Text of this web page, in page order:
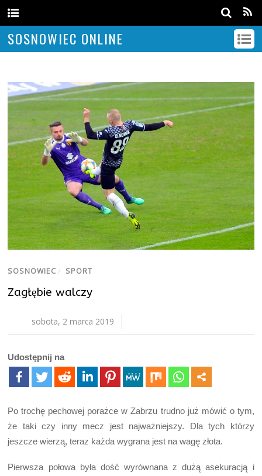
SOSNOWIEC ONLINE
SOSNOWIEC / SPORT
Zagłębie walczy
sobota, 2 marca 2019
Udostępnij na
Po trochę pechowej porażce w Zabrzu trudno już mówić o tym,
że taki czy inny mecz jest najważniejszy. Dla tych którzy
jeszcze wierzą, teraz każda wygrana jest na wagę złota.
Pierwsza połowa była dość wyrównana z dużą asekuracją i